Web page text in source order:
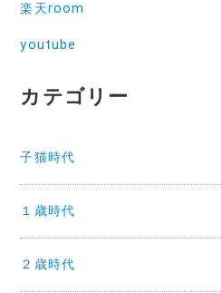
楽天room
youtube
カテゴリー
子猫時代
１歳時代
２歳時代